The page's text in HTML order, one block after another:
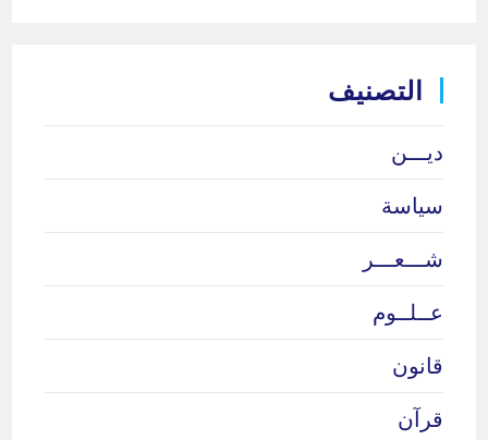
التصنيف
ديـــن
سياسة
شـــعـــر
عــلــوم
قانون
قرآن